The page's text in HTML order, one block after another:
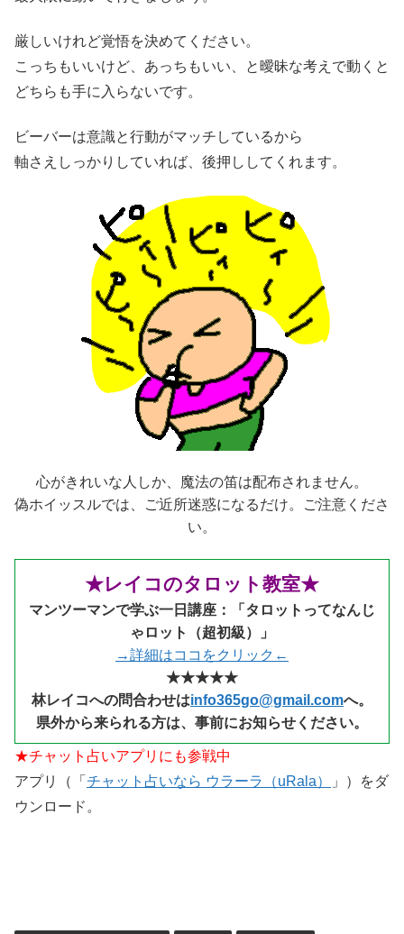
厳しいけれど覚悟を決めてください。
こっちもいいけど、あっちもいい、と曖昧な考えで動くと
どちらも手に入らないです。
ビーバーは意識と行動がマッチしているから
軸さえしっかりしていれば、後押ししてくれます。
心がきれいな人しか、魔法の笛は配布されません。
偽ホイッスルでは、ご近所迷惑になるだけ。ご注意くださ
い。
★レイコのタロット教室★
マンツーマンで学ぶ一日講座：「タロットってなんじ
ゃロット（超初級）」
→詳細はココをクリック←
★★★★★
林レイコへの問合わせはinfo365go@gmail.comへ。
県外から来られる方は、事前にお知らせください。
★チャット占いアプリにも参戦中
アプリ（「 チャット占いなら ウラーラ（uRala）
」）をダ
ウンロード。